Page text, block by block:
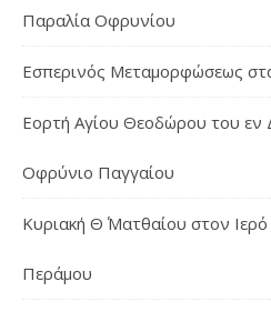
Παραλία Οφρυνίου
Εσπερινός Μεταμορφώσεως
Εορτή Αγίου Θεοδώρου του εν
Οφρύνιο Παγγαίου
Κυριακή Θ΄ Ματθαίου στον
Περάμου